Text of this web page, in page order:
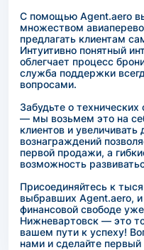
С помощью Agent.aero
множеством
предлагать клиентам
Интуитивно понятный
облегчает процесс
служба поддержки
вопросами.
Забудьте о
— мы возьмем это на
клиентов и
вознаграждений
первой продажи, а
возможность
Присоединяйтесь к
выбравших Agent.aero, и
финансовой свободе
Нижневартовск — это
вашем пути к успеху!
нами и сделайте